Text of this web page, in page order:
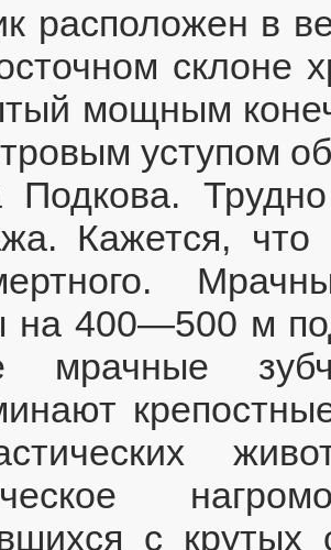
расположен в
склоне
мощным
уступом
Подкова.
Кажется,
на 400—500 м
мрачные
с крутых